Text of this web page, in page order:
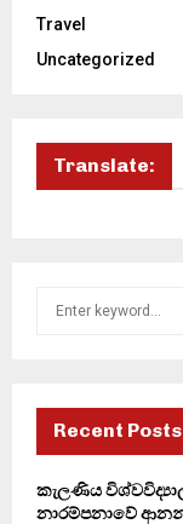
Travel
Uncategorized
Translate:
f
r
Recent Posts
කැලණිය
නාරම්පනාවේ